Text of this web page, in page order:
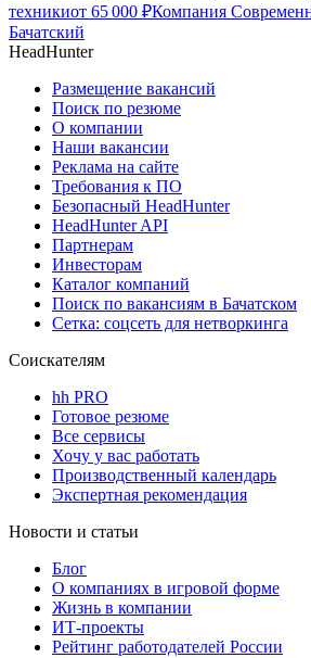
техникиот 65 000 ₽Компания
Бачатский
HeadHunter
Размещение вакансий
Поиск по резюме
О компании
Наши вакансии
Реклама на сайте
Требования к ПО
Безопасный HeadHunter
HeadHunter API
Партнерам
Инвесторам
Каталог компаний
Поиск по вакансиям в Бачатском
Сетка: соцсеть для нетворкинга
Соискателям
hh PRO
Готовое резюме
Все сервисы
Хочу у вас работать
Производственный календарь
Экспертная рекомендация
Новости и статьи
Блог
О компаниях в игровой форме
Жизнь в компании
ИТ-проекты
Рейтинг работодателей России